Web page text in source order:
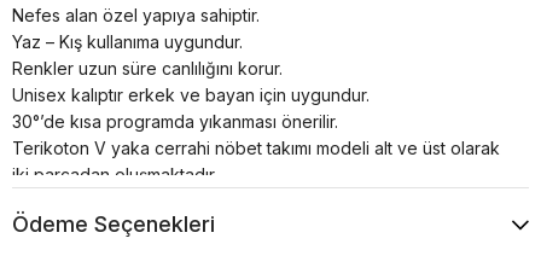
Nefes alan özel yapıya sahiptir.
Yaz – Kış kullanıma uygundur.
Renkler uzun süre canlılığını korur.
Unisex kalıptır erkek ve bayan için uygundur.
30°’de kısa programda yıkanması önerilir.
Terikoton V yaka cerrahi nöbet takımı modeli alt ve üst olarak
iki parçadan oluşmaktadır.
Ödeme Seçenekleri